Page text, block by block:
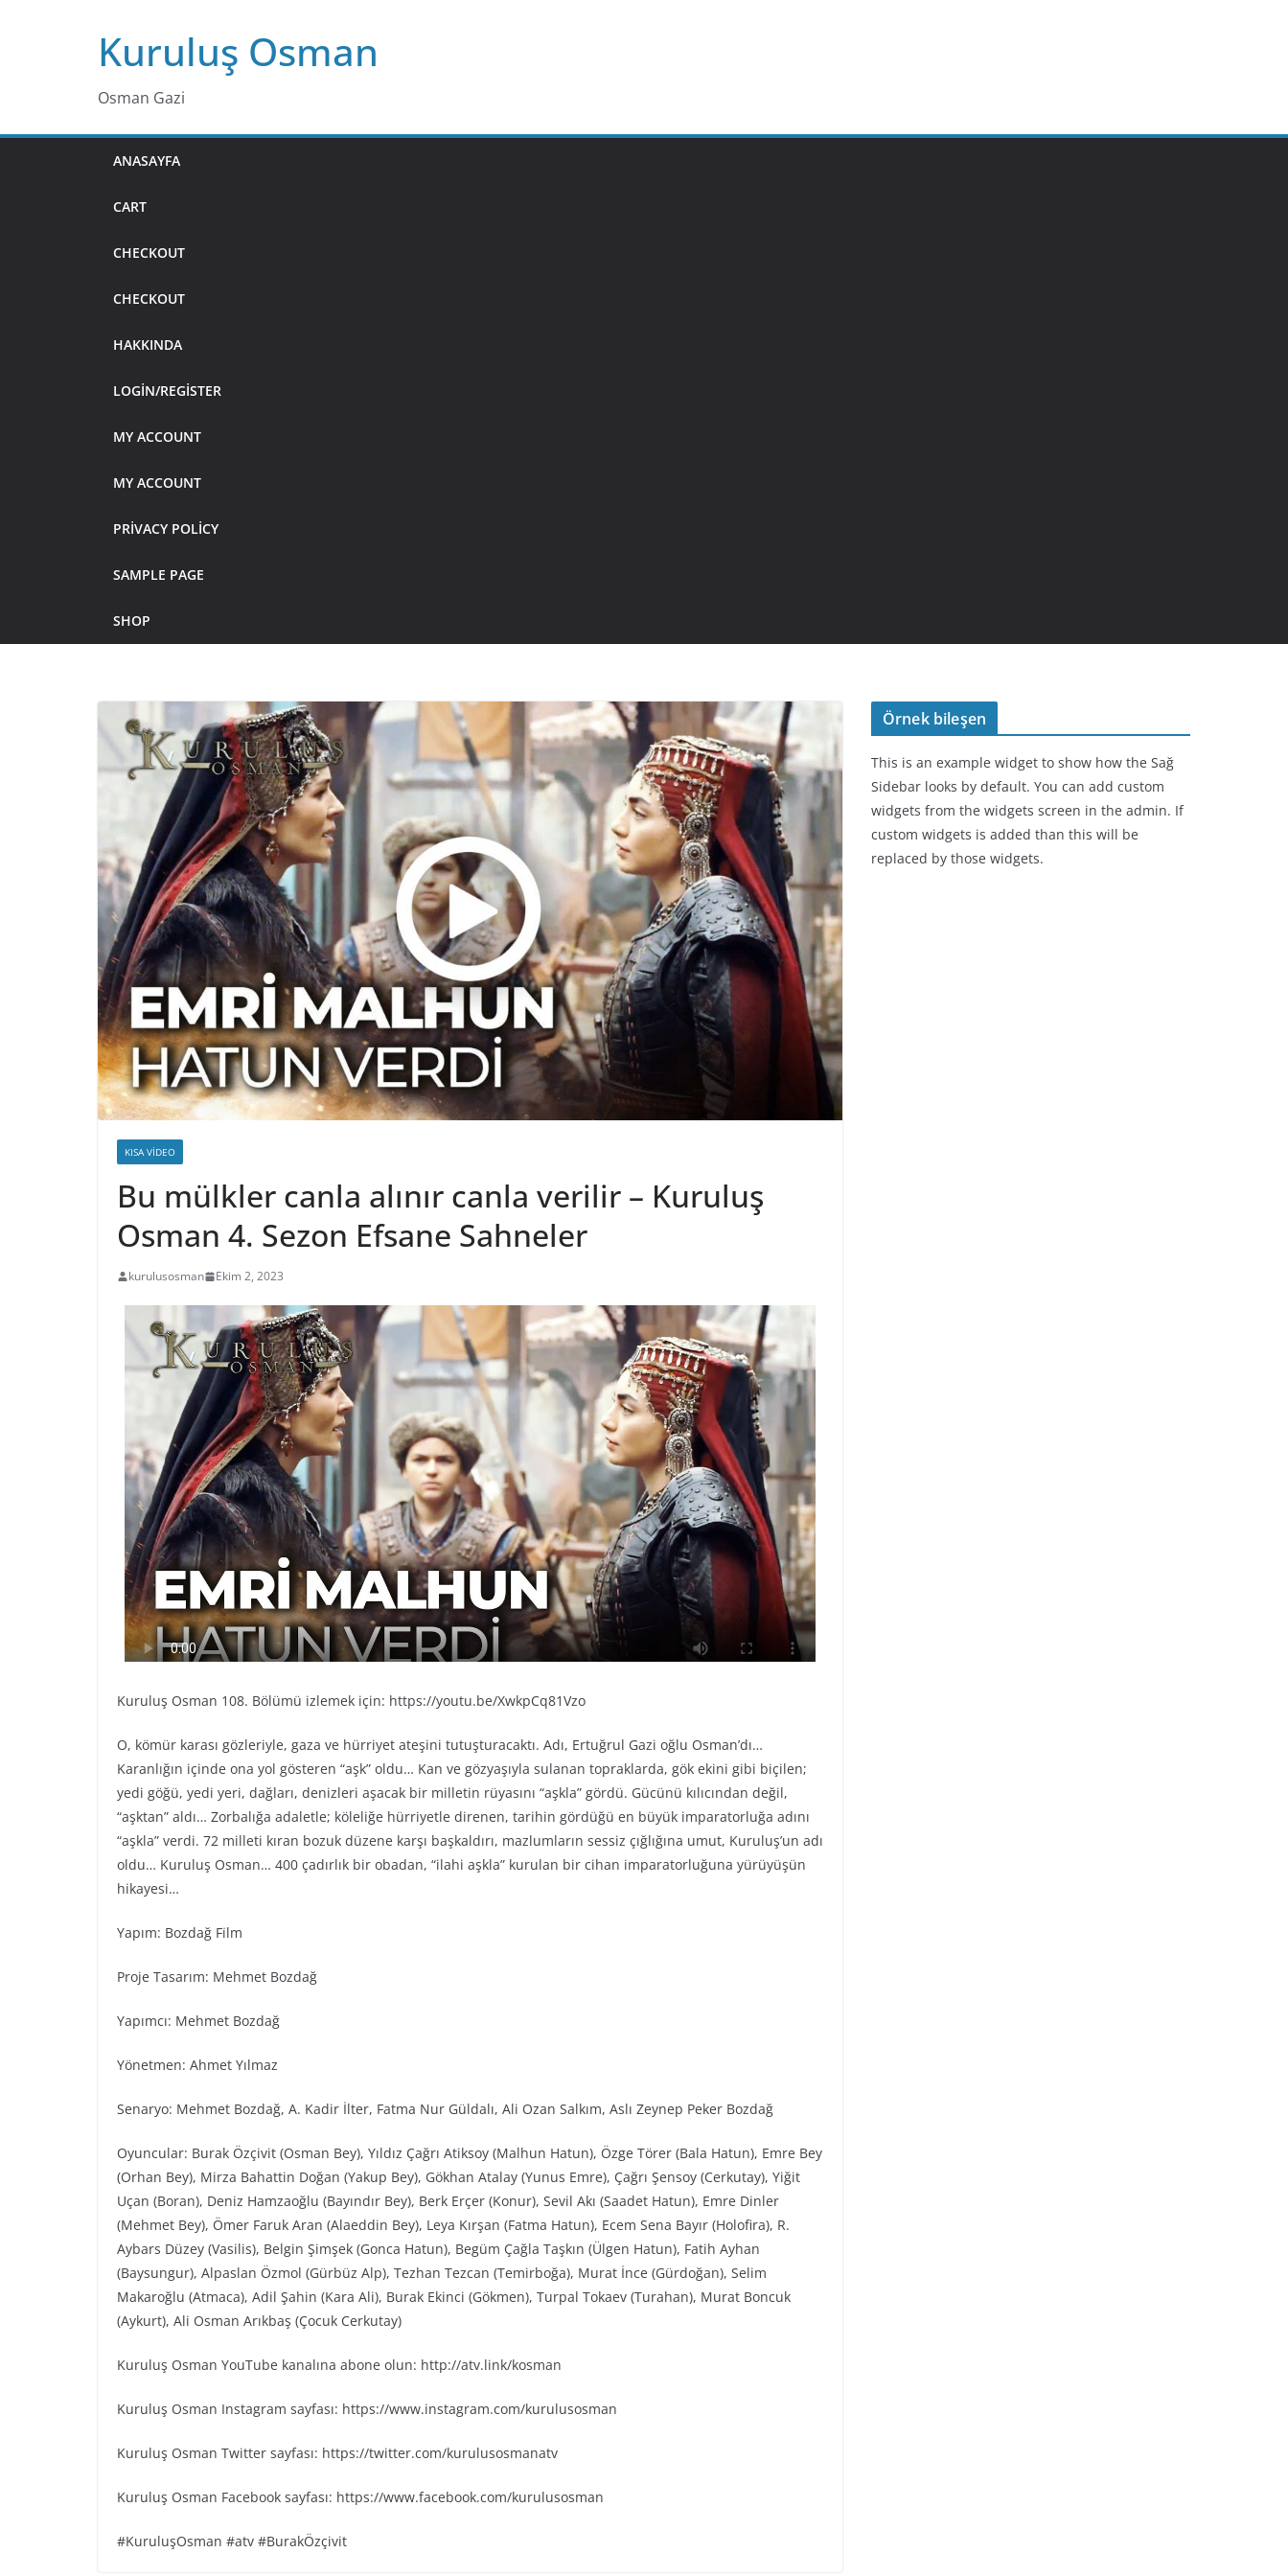
Kuruluş Osman
Osman Gazi
ANASAYFA
CART
CHECKOUT
CHECKOUT
HAKKINDA
LOGIN/REGISTER
MY ACCOUNT
MY ACCOUNT
PRIVACY POLICY
SAMPLE PAGE
SHOP
KISA VIDEO
Bu mülkler canla alınır canla verilir – Kuruluş
Osman 4. Sezon Efsane Sahneler
kurulusosman Ekim 2, 2023
Kuruluş Osman 108. Bölümü izlemek için: https://youtu.be/XwkpCq81Vzo
O, kömür karası gözleriyle, gaza ve hürriyet ateşini tutuşturacaktı. Adı, Ertuğrul Gazi oğlu Osman’dı…
Karanlığın içinde ona yol gösteren “aşk” oldu… Kan ve gözyaşıyla sulanan topraklarda, gök ekini gibi biçilen;
yedi göğü, yedi yeri, dağları, denizleri aşacak bir milletin rüyasını “aşkla” gördü. Gücünü kılıcından değil,
“aşktan” aldı… Zorbalığa adaletle; köleliğe hürriyetle direnen, tarihin gördüğü en büyük imparatorluğa adını
“aşkla” verdi. 72 milleti kıran bozuk düzene karşı başkaldırı, mazlumların sessiz çığlığına umut, Kuruluş’un adı
oldu… Kuruluş Osman… 400 çadırlık bir obadan, “ilahi aşkla” kurulan bir cihan imparatorluğuna yürüyüşün
hikayesi…
Yapım: Bozdağ Fi̇lm
Proje Tasarım: Mehmet Bozdağ
Yapımcı: Mehmet Bozdağ
Yönetmen: Ahmet Yılmaz
Senaryo: Mehmet Bozdağ, A. Kadir İlter, Fatma Nur Güldalı, Ali Ozan Salkım, Aslı Zeynep Peker Bozdağ
Oyuncular: Burak Özçivit (Osman Bey), Yıldız Çağrı Atiksoy (Malhun Hatun), Özge Törer (Bala Hatun), Emre Bey
(Orhan Bey), Mirza Bahattin Doğan (Yakup Bey), Gökhan Atalay (Yunus Emre), Çağrı Şensoy (Cerkutay), Yiğit
Uçan (Boran), Deniz Hamzaoğlu (Bayındır Bey), Berk Erçer (Konur), Sevil Akı (Saadet Hatun), Emre Dinler
(Mehmet Bey), Ömer Faruk Aran (Alaeddin Bey), Leya Kırşan (Fatma Hatun), Ecem Sena Bayır (Holofira), R.
Aybars Düzey (Vasilis), Belgin Şimşek (Gonca Hatun), Begüm Çağla Taşkın (Ülgen Hatun), Fatih Ayhan
(Baysungur), Alpaslan Özmol (Gürbüz Alp), Tezhan Tezcan (Temirboğa), Murat İnce (Gürdoğan), Selim
Makaroğlu (Atmaca), Adil Şahin (Kara Ali), Burak Ekinci (Gökmen), Turpal Tokaev (Turahan), Murat Boncuk
(Aykurt), Ali Osman Arıkbaş (Çocuk Cerkutay)
Kuruluş Osman YouTube kanalına abone olun: http://atv.link/kosman
Kuruluş Osman Instagram sayfası: https://www.instagram.com/kurulusosman
Kuruluş Osman Twitter sayfası: https://twitter.com/kurulusosmanatv
Kuruluş Osman Facebook sayfası: https://www.facebook.com/kurulusosman
#KuruluşOsman #atv #BurakÖzçivit
Örnek bileşen
This is an example widget to show how the Sağ
Sidebar looks by default. You can add custom
widgets from the widgets screen in the admin. If
custom widgets is added than this will be
replaced by those widgets.